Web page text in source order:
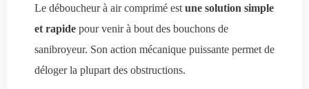
Le déboucheur à air comprimé est une solution simple
et rapide pour venir à bout des bouchons de
sanibroyeur. Son action mécanique puissante permet de
déloger la plupart des obstructions.